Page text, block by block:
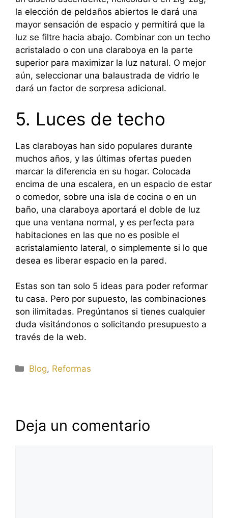
la elección de peldaños abiertos le dará una
mayor sensación de espacio y permitirá que la
luz se filtre hacia abajo. Combinar con un techo
acristalado o con una claraboya en la parte
superior para maximizar la luz natural. O mejor
aún, seleccionar una balaustrada de vidrio le
dará un factor de sorpresa adicional.
5. Luces de techo
Las claraboyas han sido populares durante
muchos años, y las últimas ofertas pueden
marcar la diferencia en su hogar. Colocada
encima de una escalera, en un espacio de estar
o comedor, sobre una isla de cocina o en un
baño, una claraboya aportará el doble de luz
que una ventana normal, y es perfecta para
habitaciones en las que no es posible el
acristalamiento lateral, o simplemente si lo que
desea es liberar espacio en la pared.
Estas son tan solo 5 ideas para poder reformar
tu casa. Pero por supuesto, las combinaciones
son ilimitadas. Pregúntanos si tienes cualquier
duda visitándonos o solicitando presupuesto a
través de la web.
Categorías
Blog, Reformas
Deja un comentario